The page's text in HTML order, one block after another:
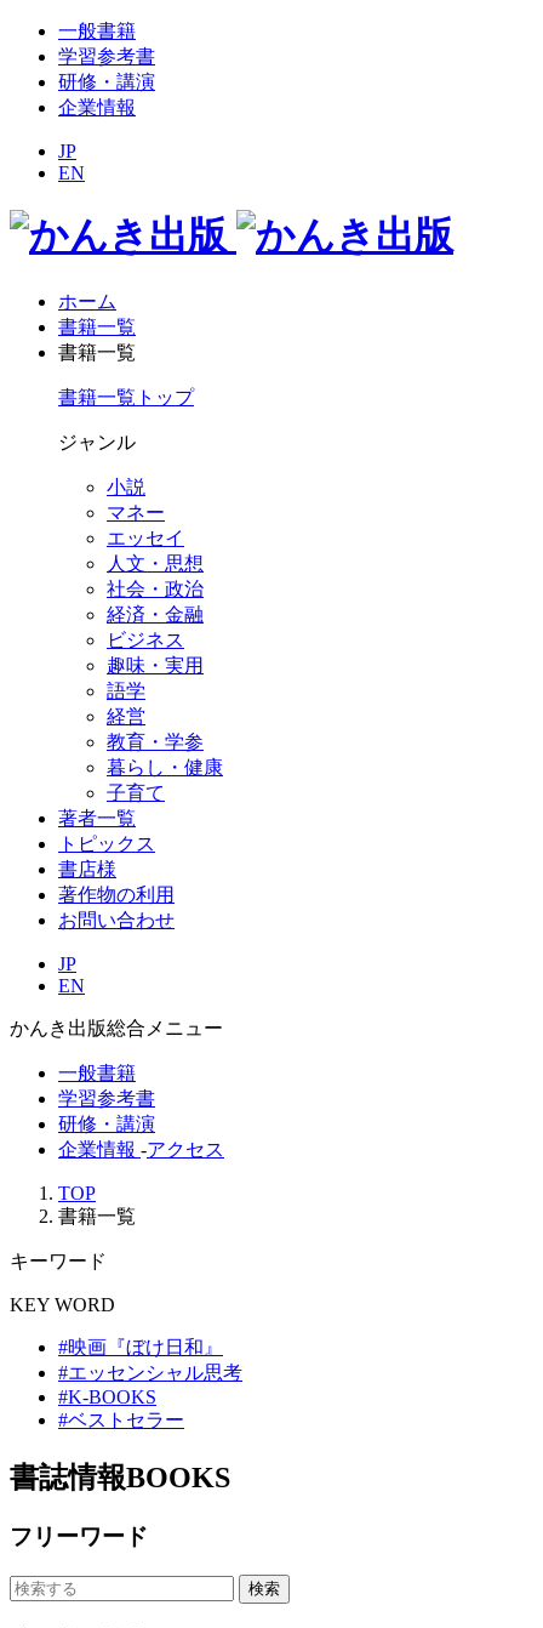
一般書籍
学習参考書
研修・講演
企業情報
JP
EN
ホーム
書籍一覧
書籍一覧
書籍一覧トップ
ジャンル
小説
マネー
エッセイ
人文・思想
社会・政治
経済・金融
ビジネス
趣味・実用
語学
経営
教育・学参
暮らし・健康
子育て
著者一覧
トピックス
書店様
著作物の利用
お問い合わせ
JP
EN
かんき出版総合メニュー
一般書籍
学習参考書
研修・講演
企業情報 -アクセス
TOP
書籍一覧
キーワード
KEY WORD
#映画『ぼけ日和』
#エッセンシャル思考
#K-BOOKS
#ベストセラー
書誌情報BOOKS
フリーワード
検索